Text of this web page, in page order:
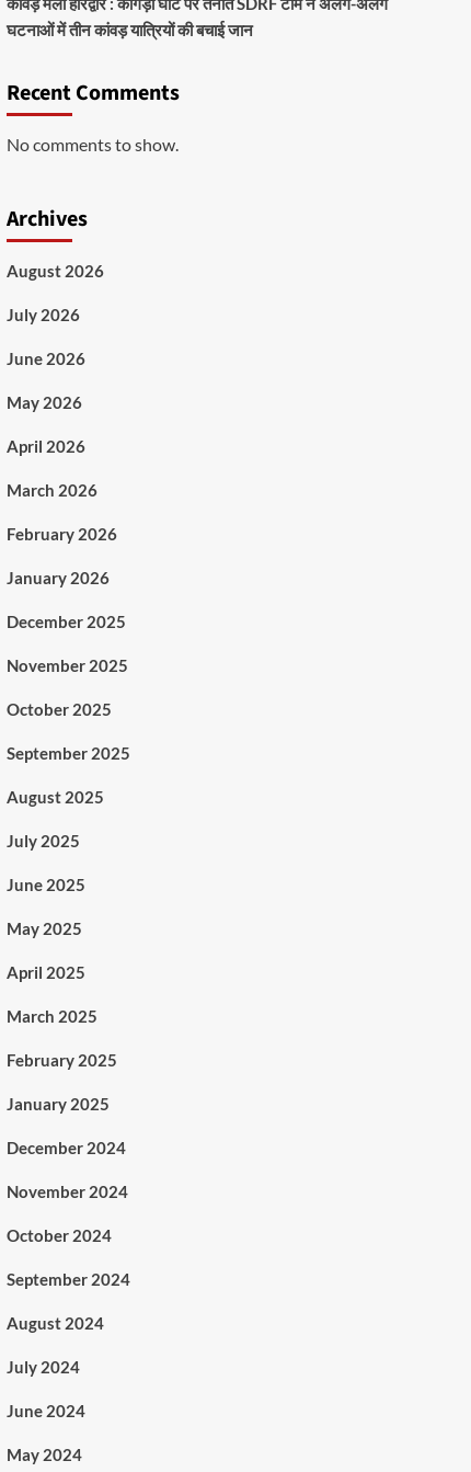
घटनाओं में तीन कांवड़ यात्रियों की बचाई जान
Recent Comments
No comments to show.
Archives
August 2026
July 2026
June 2026
May 2026
April 2026
March 2026
February 2026
January 2026
December 2025
November 2025
October 2025
September 2025
August 2025
July 2025
June 2025
May 2025
April 2025
March 2025
February 2025
January 2025
December 2024
November 2024
October 2024
September 2024
August 2024
July 2024
June 2024
May 2024